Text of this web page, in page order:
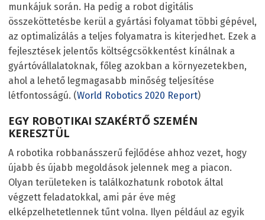
munkájuk során. Ha pedig a robot digitális
összeköttetésbe kerül a gyártási folyamat többi gépével,
az optimalizálás a teljes folyamatra is kiterjedhet. Ezek a
fejlesztések jelentős költségcsökkentést kínálnak a
gyártóvállalatoknak, főleg azokban a környezetekben,
ahol a lehető legmagasabb minőség teljesítése
létfontosságú. (World Robotics 2020 Report)
EGY ROBOTIKAI SZAKÉRTŐ SZEMÉN
KERESZTÜL
A robotika robbanásszerű fejlődése ahhoz vezet, hogy
újabb és újabb megoldások jelennek meg a piacon.
Olyan területeken is találkozhatunk robotok által
végzett feladatokkal, ami pár éve még
elképzelhetetlennek tűnt volna. Ilyen például az egyik